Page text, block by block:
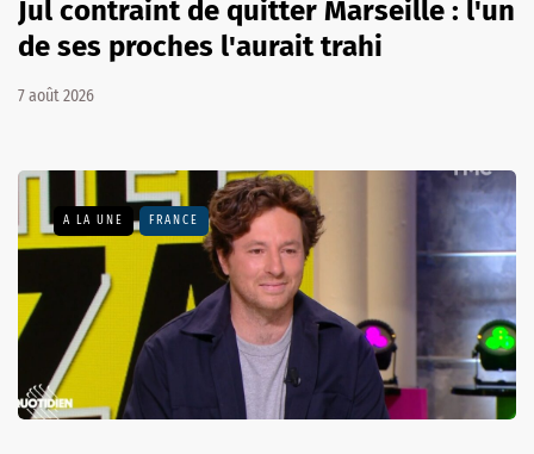
Jul contraint de quitter Marseille : l'un
de ses proches l'aurait trahi
7 août 2026
A LA UNE FRANCE